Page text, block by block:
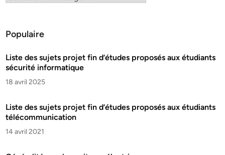
Populaire
Liste des sujets projet fin d’études proposés aux étudiants
sécurité informatique
18 avril 2025
Liste des sujets projet fin d’études proposés aux étudiants
télécommunication
14 avril 2021